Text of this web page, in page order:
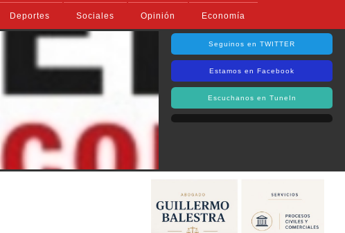
Deportes Sociales Opinión Economía
Seguinos en TWITTER
Estamos en Facebook
Escuchanos en TuneIn